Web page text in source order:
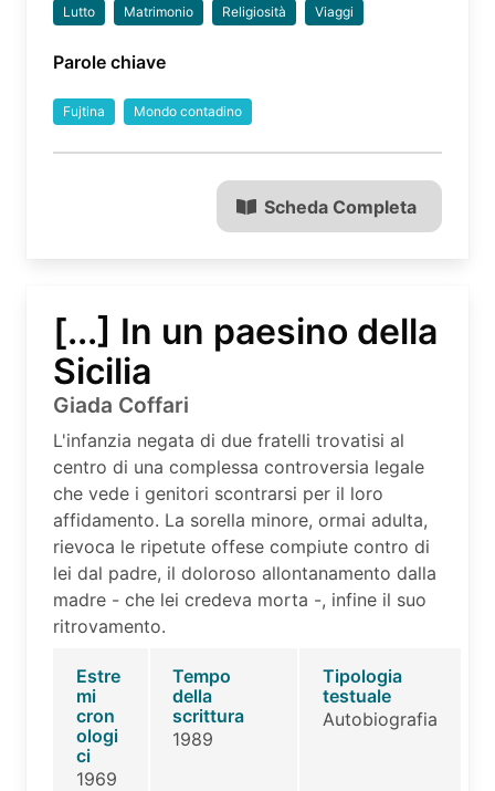
Lutto Matrimonio Religiosità Viaggi
Parole chiave
Fujtina Mondo contadino
Scheda Completa
[...] In un paesino della
Sicilia
Giada Coffari
L'infanzia negata di due fratelli trovatisi al
centro di una complessa controversia legale
che vede i genitori scontrarsi per il loro
affidamento. La sorella minore, ormai adulta,
rievoca le ripetute offese compiute contro di
lei dal padre, il doloroso allontanamento dalla
madre - che lei credeva morta -, infine il suo
ritrovamento.
Estre
mi
cron
ologi
ci
1969
Tempo
della
scrittura
1989
Tipologia
testuale
Autobiografia